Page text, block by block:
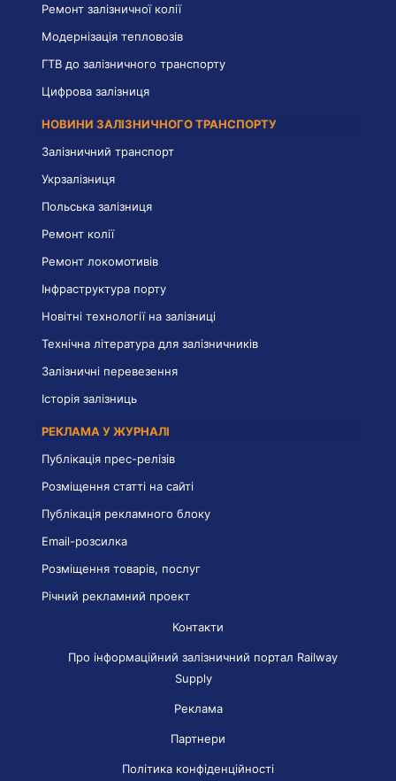
Ремонт залізничної колії
Модернізація тепловозів
ГТВ до залізничного транспорту
Цифрова залізниця
НОВИНИ ЗАЛІЗНИЧНОГО ТРАНСПОРТУ
Залізничний транспорт
Укрзалізниця
Польська залізниця
Ремонт колії
Ремонт локомотивів
Інфраструктура порту
Новітні технології на залізниці
Технічна література для залізничників
Залізничні перевезення
Історія залізниць
РЕКЛАМА У ЖУРНАЛІ
Публікація прес-релізів
Розміщення статті на сайті
Публікація рекламного блоку
Email-розсилка
Розміщення товарів, послуг
Річний рекламний проект
Контакти
Про інформаційний залізничний портал Railway
Supply
Реклама
Партнери
Політика конфіденційності